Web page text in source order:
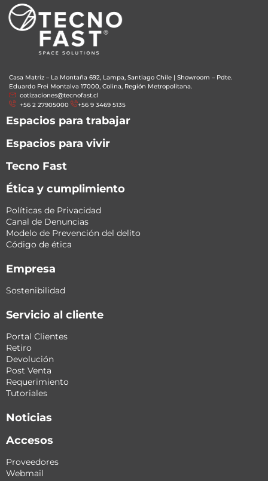
Casa Matriz – La Montaña 692, Lampa, Santiago Chile | Showroom – Pdte.
Eduardo Frei Montalva 17000, Colina, Región Metropolitana.
cotizaciones@tecnofast.cl
+56 2 27905000
+56 9 3469 5135
Espacios para trabajar
Espacios para vivir
Tecno Fast
Ética y cumplimiento
Políticas de Privacidad
Canal de Denuncias
Modelo de Prevención del delito
Código de ética
Empresa
Sostenibilidad
Servicio al cliente
Portal Clientes
Retiro
Devolución
Post Venta
Requerimiento
Tutoriales
Noticias
Accesos
Proveedores
Webmail